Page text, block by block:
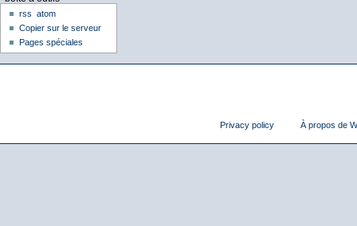
rss
atom
Copier sur le serveur
Pages spéciales
Privacy policy À propos de